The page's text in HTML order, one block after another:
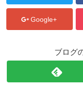
Google+
ブログ